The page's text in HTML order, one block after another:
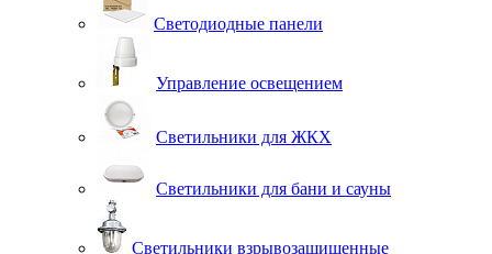
Светодиодные панели
Управление освещением
Светильники для ЖКХ
Светильники для бани и сауны
Светильники взрывозащищенные